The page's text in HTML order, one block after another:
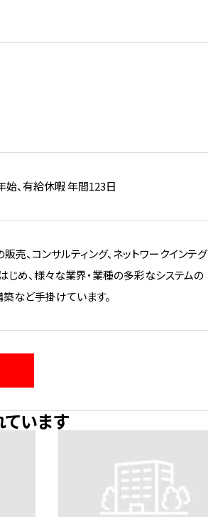
始、有給休暇 年間123日
売、コンサルティング、ネットワークインテグ
じめ、様々な業界・業種の多彩なシステムの
など手掛けています。
います